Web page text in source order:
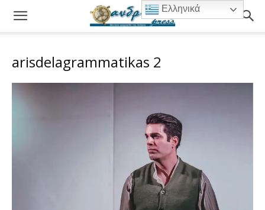
arisdelagrammatikas 2
Ελληνικά